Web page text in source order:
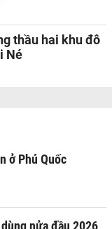
thầu hai khu đô
Né
ở Phú Quốc
nửa đầu 2026